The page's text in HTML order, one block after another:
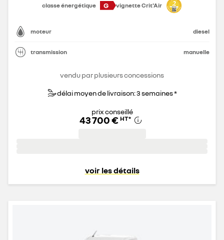
classe énergétique
G vignette Crit'Air
moteur diesel
transmission manuelle
vendu par plusieurs concessions
délai moyen de livraison: 3 semaines *
prix conseillé
43 700 € HT*
voir les détails